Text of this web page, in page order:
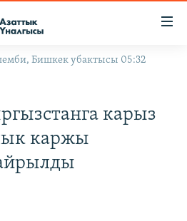
Бишкек убактысы 05:32
карыз
каржы